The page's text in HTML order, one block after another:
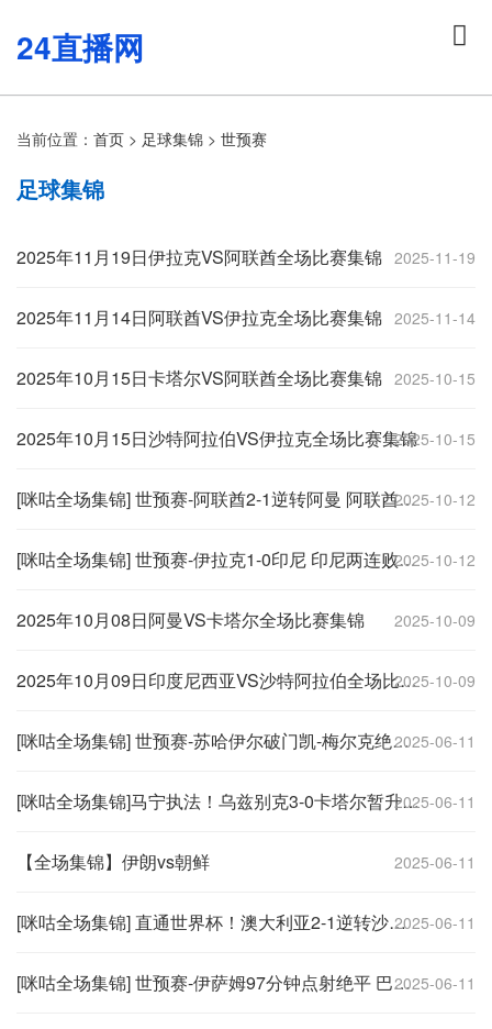
24直播网
当前位置： 首页 > 足球集锦 > 世预赛
足球集锦
2025年11月19日伊拉克VS阿联酋全场比赛集锦 2025-11-19
2025年11月14日阿联酋VS伊拉克全场比赛集锦 2025-11-14
2025年10月15日卡塔尔VS阿联酋全场比赛集锦 2025-10-15
2025年10月15日沙特阿拉伯VS伊拉克全场比赛集锦2025-10-15
[咪咕全场集锦] 世预赛-阿联酋2-1逆转阿曼 阿联酋暂居头名下轮战卡塔尔
2025-10-12
[咪咕全场集锦] 世预赛-伊拉克1-0印尼 印尼两连败垫底出局 马宁判罚引争议
2025-10-12
2025年10月08日阿曼VS卡塔尔全场比赛集锦 2025-10-09
2025年10月09日印度尼西亚VS沙特阿拉伯全场比赛集锦
2025-10-09
[咪咕全场集锦] 世预赛-苏哈伊尔破门凯-梅尔克绝平 吉尔吉斯斯坦1-1战平阿联酋
2025-06-11
[咪咕全场集锦]马宁执法！乌兹别克3-0卡塔尔暂升第一 18强赛6胜3平1负收官
2025-06-11
【全场集锦】伊朗vs朝鲜 2025-06-11
[咪咕全场集锦] 直通世界杯！澳大利亚2-1逆转沙特小组第2收官 沙特进入第四阶段
2025-06-11
[咪咕全场集锦] 世预赛-伊萨姆97分钟点射绝平 巴勒斯坦1-1阿曼无缘附加赛
2025-06-11